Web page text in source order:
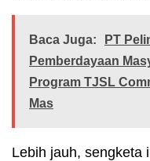
Baca Juga:
PT
Pemberdayaan
Program TJSL
Mas
Lebih jauh, sengketa